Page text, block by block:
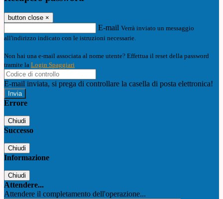
button close ×
E-mail Verrà inviato un messaggio
all'indirizzo indicato con le istruzioni necessarie.
Non hai una e-mail associata al nome utente? Effettua il reset della password
tramite la Login Spaggiari
E-mail inviata, si prega di controllare la casella di posta elettronica!
Errore
Chiudi
Successo
Chiudi
Informazione
Chiudi
Attendere...
Attendere il completamento dell'operazione...